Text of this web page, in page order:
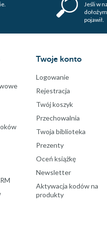
Jeśli w
pojawił.
Twoje konto
Logowanie
Rejestracja
Twój koszyk
Przechowalnia
Twoja biblioteka
Prezenty
Oceń książkę
Newsletter
Aktywacja kodów na
produkty